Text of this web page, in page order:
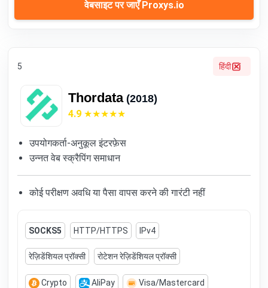
वेबसाइट पर जाएँ Proxys.io
5 हिंदी
Thordata (2018)
4.9
उपयोगकर्ता-अनुकूल इंटरफ़ेस
उन्नत वेब स्क्रैपिंग समाधान
कोई परीक्षण अवधि या पैसा वापस करने की गारंटी नहीं
SOCKS5 HTTP/HTTPS IPv4
रेज़िडेंशियल प्रॉक्सी रोटेशन रेज़िडेंशियल प्रॉक्सी
Crypto AliPay Visa/Mastercard